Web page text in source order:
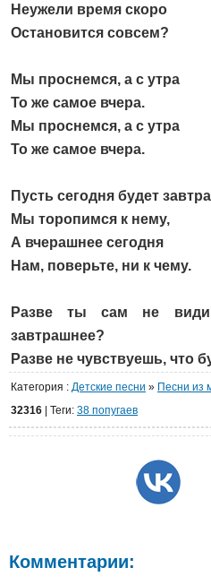
Неужели время скоро
Остановится совсем?
Мы проснемся, а с утра
То же самое вчера.
Мы проснемся, а с утра
То же самое вчера.
Пусть сегодня будет
Мы торопимся к нему,
А вчерашнее сегодня
Нам, поверьте, ни к чему.
Разве ты сам не
завтрашнее?
Разве не чувствуешь, что
Категория : Детские песни » Песни из
32316 | Теги: 38 попугаев
Комментарии: